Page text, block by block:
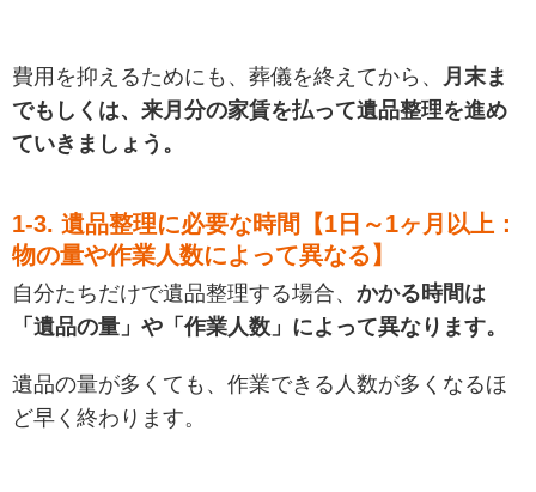
費用を抑えるためにも、葬儀を終えてから、
月末ま
でもしくは、来月分の家賃を払って遺品整理を進め
ていきましょう。
1-3. 遺品整理に必要な時間【1日～1ヶ月以上：
物の量や作業人数によって異なる】
自分たちだけで遺品整理する場合、 かかる時間は
「遺品の量」や「作業人数」によって異なります。
遺品の量が多くても、作業できる人数が多くなるほ
ど早く終わります。